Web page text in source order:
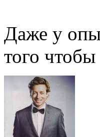
Даже у
того